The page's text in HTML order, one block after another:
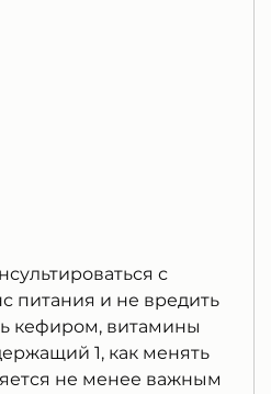
питания и не вредить
кефиром, витамины
1, как менять
не менее важным